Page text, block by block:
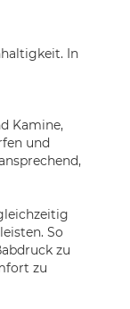
In
Kamine,
und
So
zu
zu